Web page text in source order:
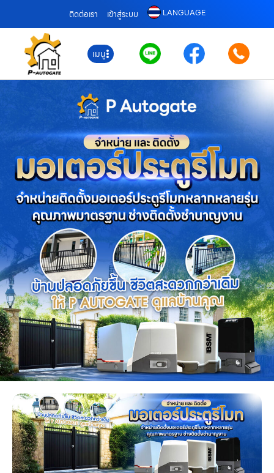
ติดต่อเรา เข้าสู่ระบบ LANGUAGE
เมนู